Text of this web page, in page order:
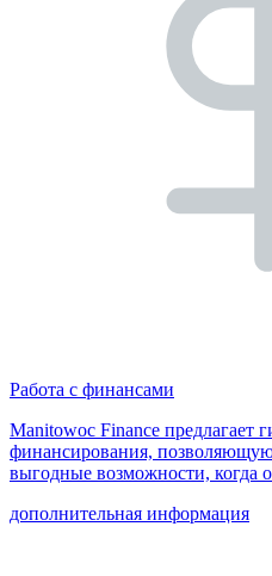
Работа с финансами
Manitowoc Finance предлагает
финансирования,
выгодные возможности, когда
дополнительная информация